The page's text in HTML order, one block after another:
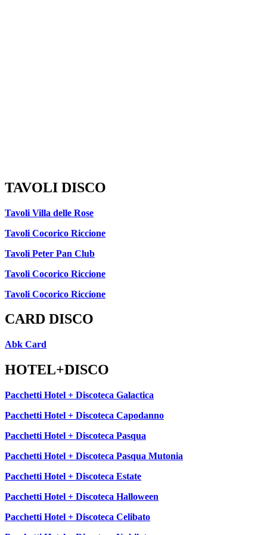
TAVOLI DISCO
Tavoli Villa delle Rose
Tavoli Cocorico Riccione
Tavoli Peter Pan Club
Tavoli Cocorico Riccione
Tavoli Cocorico Riccione
CARD DISCO
Abk Card
HOTEL+DISCO
Pacchetti Hotel + Discoteca Galactica
Pacchetti Hotel + Discoteca Capodanno
Pacchetti Hotel + Discoteca Pasqua
Pacchetti Hotel + Discoteca Pasqua Mutonia
Pacchetti Hotel + Discoteca Estate
Pacchetti Hotel + Discoteca Halloween
Pacchetti Hotel + Discoteca Celibato